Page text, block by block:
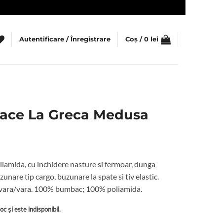
Autentificare / Înregistrare Coș / 0 lei
La Greca Medusa
cu inchidere nasture si fermoar, dunga
tip cargo, buzunare la spate si tiv elastic.
vara. 100% bumbac; 100% poliamida.
și este indisponibil.